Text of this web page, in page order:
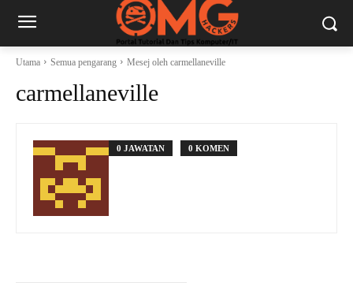
Utama Semua pengarang Mesej oleh carmellaneville
carmellaneville
0 JAWATAN 0 KOMEN